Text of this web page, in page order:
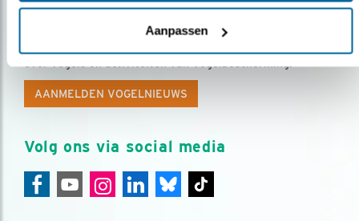
Aanpassen
AANMELDEN VOGELNIEUWS
Volg ons via social media